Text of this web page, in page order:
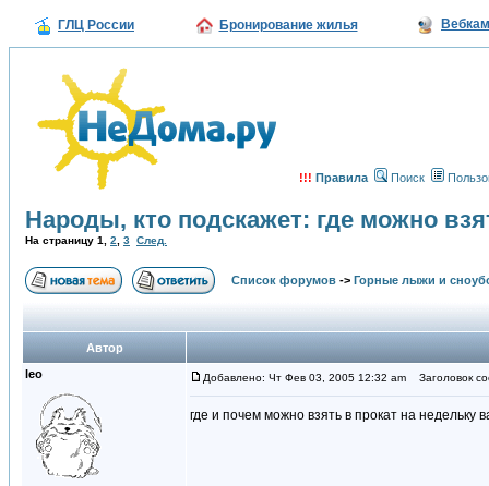
ГЛЦ России Бронирование жилья
!!! Правила Поиск
Народы, кто подскажет: где можно
На страницу 1 2 3 След.
Список форумов -> Горные лыжи и
Автор
leo
Добавлено: Чт Фев 03, 2005 12:32 am Заголовок
где и почем можно взять в прокат на недельку